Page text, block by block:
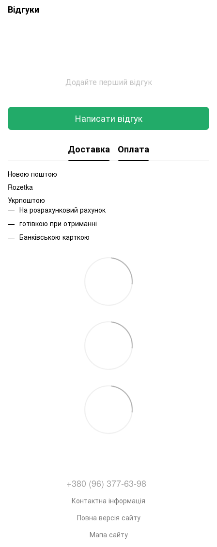
Відгуки
Додайте перший відгук
Написати відгук
Доставка Оплата
Новою поштою
Rozetka
Укрпоштою
На розрахунковий рахунок
готівкою при отриманні
Банківською карткою
+380 (96) 377-63-98
Контактна інформація
Повна версія сайту
Мапа сайту